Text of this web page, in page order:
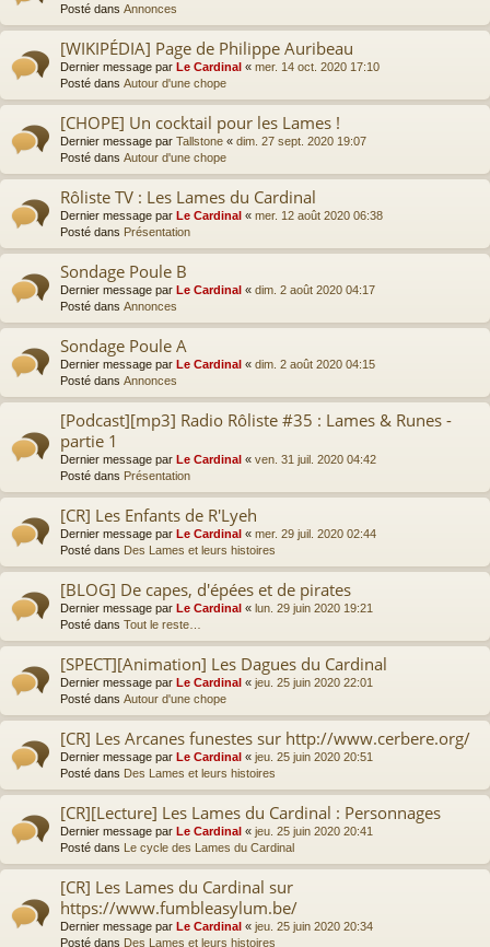
Posté dans Annonces
[WIKIPÉDIA] Page de Philippe Auribeau
Dernier message par Le Cardinal « mer. 14 oct. 2020 17:10
Posté dans Autour d'une chope
[CHOPE] Un cocktail pour les Lames !
Dernier message par Tallstone « dim. 27 sept. 2020 19:07
Posté dans Autour d'une chope
Rôliste TV : Les Lames du Cardinal
Dernier message par Le Cardinal « mer. 12 août 2020 06:38
Posté dans Présentation
Sondage Poule B
Dernier message par Le Cardinal « dim. 2 août 2020 04:17
Posté dans Annonces
Sondage Poule A
Dernier message par Le Cardinal « dim. 2 août 2020 04:15
Posté dans Annonces
[Podcast][mp3] Radio Rôliste #35 : Lames & Runes -
partie 1
Dernier message par Le Cardinal « ven. 31 juil. 2020 04:42
Posté dans Présentation
[CR] Les Enfants de R'Lyeh
Dernier message par Le Cardinal « mer. 29 juil. 2020 02:44
Posté dans Des Lames et leurs histoires
[BLOG] De capes, d'épées et de pirates
Dernier message par Le Cardinal « lun. 29 juin 2020 19:21
Posté dans Tout le reste…
[SPECT][Animation] Les Dagues du Cardinal
Dernier message par Le Cardinal « jeu. 25 juin 2020 22:01
Posté dans Autour d'une chope
[CR] Les Arcanes funestes sur http://www.cerbere.org/
Dernier message par Le Cardinal « jeu. 25 juin 2020 20:51
Posté dans Des Lames et leurs histoires
[CR][Lecture] Les Lames du Cardinal : Personnages
Dernier message par Le Cardinal « jeu. 25 juin 2020 20:41
Posté dans Le cycle des Lames du Cardinal
[CR] Les Lames du Cardinal sur
https://www.fumbleasylum.be/
Dernier message par Le Cardinal « jeu. 25 juin 2020 20:34
Posté dans Des Lames et leurs histoires